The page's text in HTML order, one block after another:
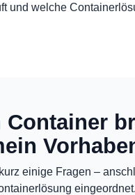
und welche
Container
einige Fragen –
eingeordnet.